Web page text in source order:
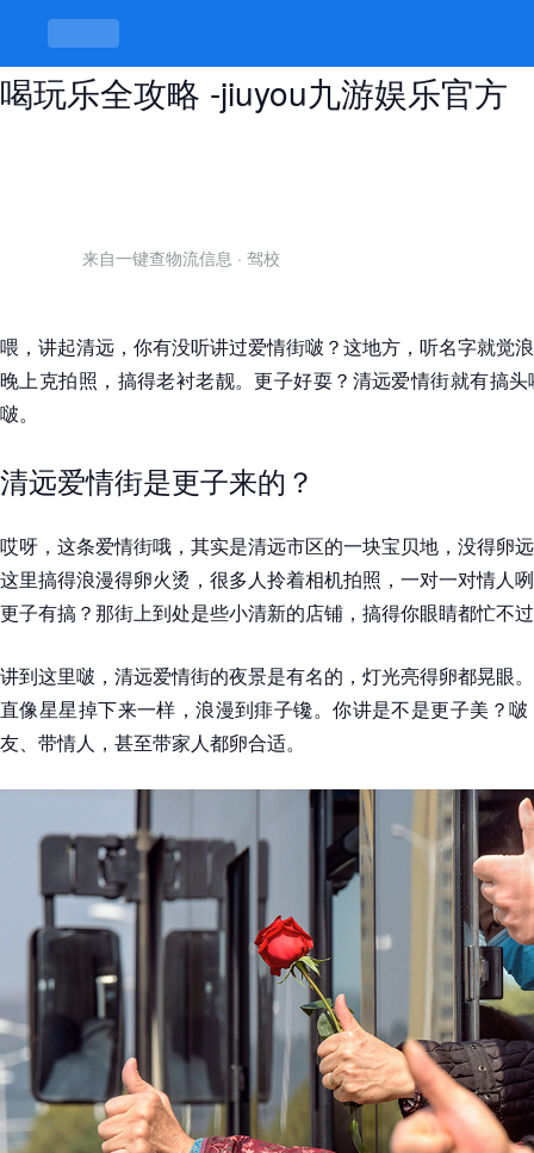
清远爱情街有啥好玩，浪漫风景与吃
喝玩乐全攻略 -jiuyou九游娱乐官方
来自一键查物流信息 · 驾校
喂，讲起清远，你有没听讲过爱情街啵？这地方，听名字就觉
晚上克拍照，搞得老衬老靓。更子好耍？清远爱情街就有搞
啵。
清远爱情街是更子来的？
哎呀，这条爱情街哦，其实是清远市区的一块宝贝地，没得卵
这里搞得浪漫得卵火烫，很多人拎着相机拍照，一对一对情人
更子有搞？那街上到处是些小清新的店铺，搞得你眼睛都忙不
讲到这里啵，清远爱情街的夜景是有名的，灯光亮得卵都晃眼
直像星星掉下来一样，浪漫到痱子镵。你讲是不是更子美？
友、带情人，甚至带家人都卵合适。